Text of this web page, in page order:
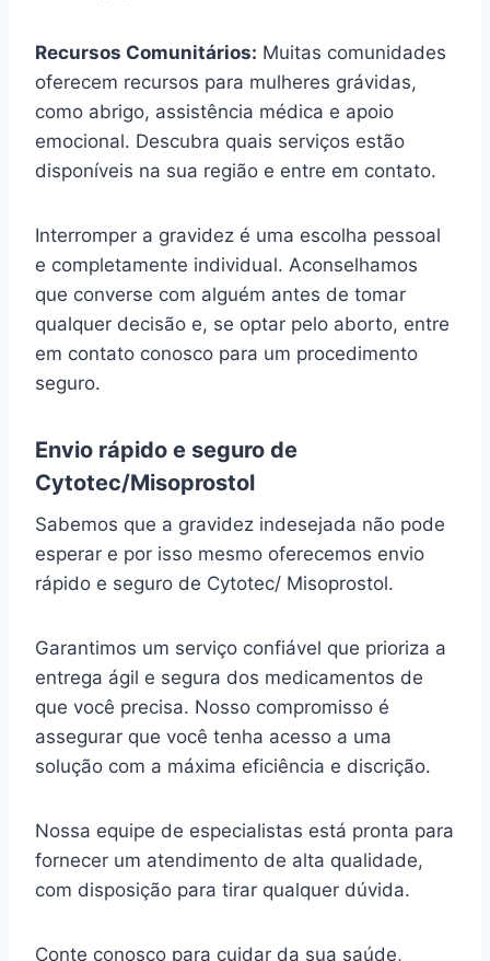
Recursos Comunitários: Muitas comunidades
oferecem recursos para mulheres grávidas,
como abrigo, assistência médica e apoio
emocional. Descubra quais serviços estão
disponíveis na sua região e entre em contato.
Interromper a gravidez é uma escolha pessoal
e completamente individual. Aconselhamos
que converse com alguém antes de tomar
qualquer decisão e, se optar pelo aborto, entre
em contato conosco para um procedimento
seguro.
Envio rápido e seguro de
Cytotec/Misoprostol
Sabemos que a gravidez indesejada não pode
esperar e por isso mesmo oferecemos envio
rápido e seguro de Cytotec/ Misoprostol.
Garantimos um serviço confiável que prioriza a
entrega ágil e segura dos medicamentos de
que você precisa. Nosso compromisso é
assegurar que você tenha acesso a uma
solução com a máxima eficiência e discrição.
Nossa equipe de especialistas está pronta para
fornecer um atendimento de alta qualidade,
com disposição para tirar qualquer dúvida.
Conte conosco para cuidar da sua saúde,